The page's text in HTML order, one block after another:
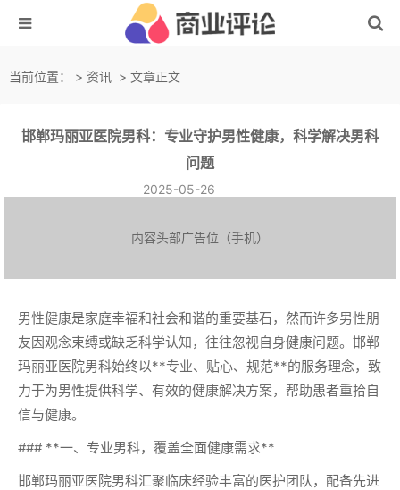
当前位置： > 资讯 > 文章正文
邯郸玛丽亚医院男科：专业守护男性健康，科学解决男科
问题
2025-05-26
内容头部广告位（手机）
男性健康是家庭幸福和社会和谐的重要基石，然而许多男性朋
友因观念束缚或缺乏科学认知，往往忽视自身健康问题。邯郸
玛丽亚医院男科始终以**专业、贴心、规范**的服务理念，致
力于为男性提供科学、有效的健康解决方案，帮助患者重拾自
信与健康。
### **一、专业男科，覆盖全面健康需求**
邯郸玛丽亚医院男科汇聚临床经验丰富的医护团队，配备先进